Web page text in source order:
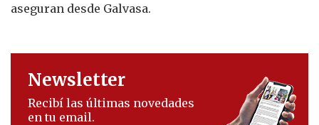
aseguran desde Galvasa.
Newsletter
Recibí las últimas novedades
en tu email.